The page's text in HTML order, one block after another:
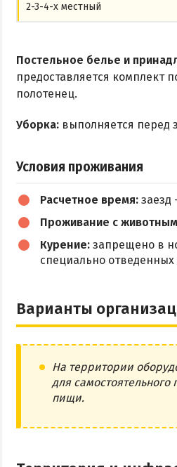
2-3-4-х местный
Постельное белье и
предоставляется комплект
полотенец.
Уборка: выполняется перед
Условия проживания
Расчетное время: заезд
Проживание с
Курение: запрещено в
специально отведенных
Варианты
На территории
для самостоятельного
пищи.